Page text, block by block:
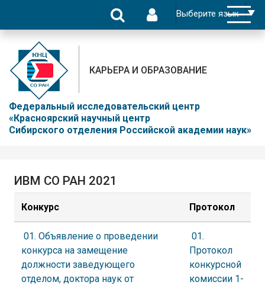
Федеральный исследовательский центр
«Красноярский научный центр
Сибирского отделения Российской академии наук»
КАРЬЕРА И ОБРАЗОВАНИЕ
ИВМ СО РАН 2021
Конкурс Протокол
01. Объявление о проведении
конкурса на замещение
должности заведующего
отделом, доктора наук от
01.
Протокол
конкурсной
комиссии 1-